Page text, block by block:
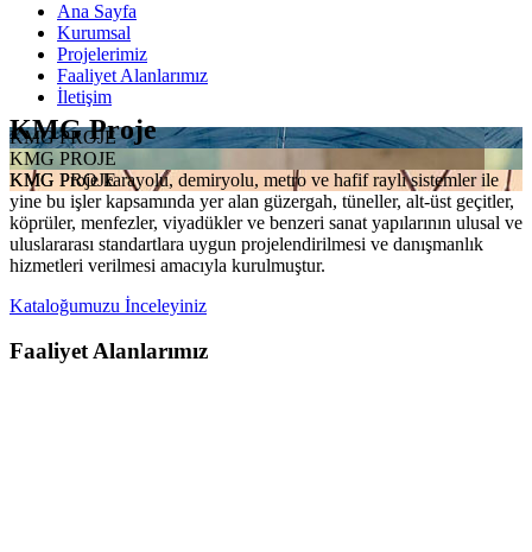
Ana Sayfa
Kurumsal
Projelerimiz
Faaliyet Alanlarımız
İletişim
KMG PROJE
KMG PROJE
KMG PROJE
KMG Proje
KMG Proje karayolu, demiryolu, metro ve hafif raylı sistemler ile
yine bu işler kapsamında yer alan güzergah, tüneller, alt-üst geçitler,
köprüler, menfezler, viyadükler ve benzeri sanat yapılarının ulusal ve
uluslararası standartlara uygun projelendirilmesi ve danışmanlık
hizmetleri verilmesi amacıyla kurulmuştur.
Kataloğumuzu İnceleyiniz
Faaliyet Alanlarımız